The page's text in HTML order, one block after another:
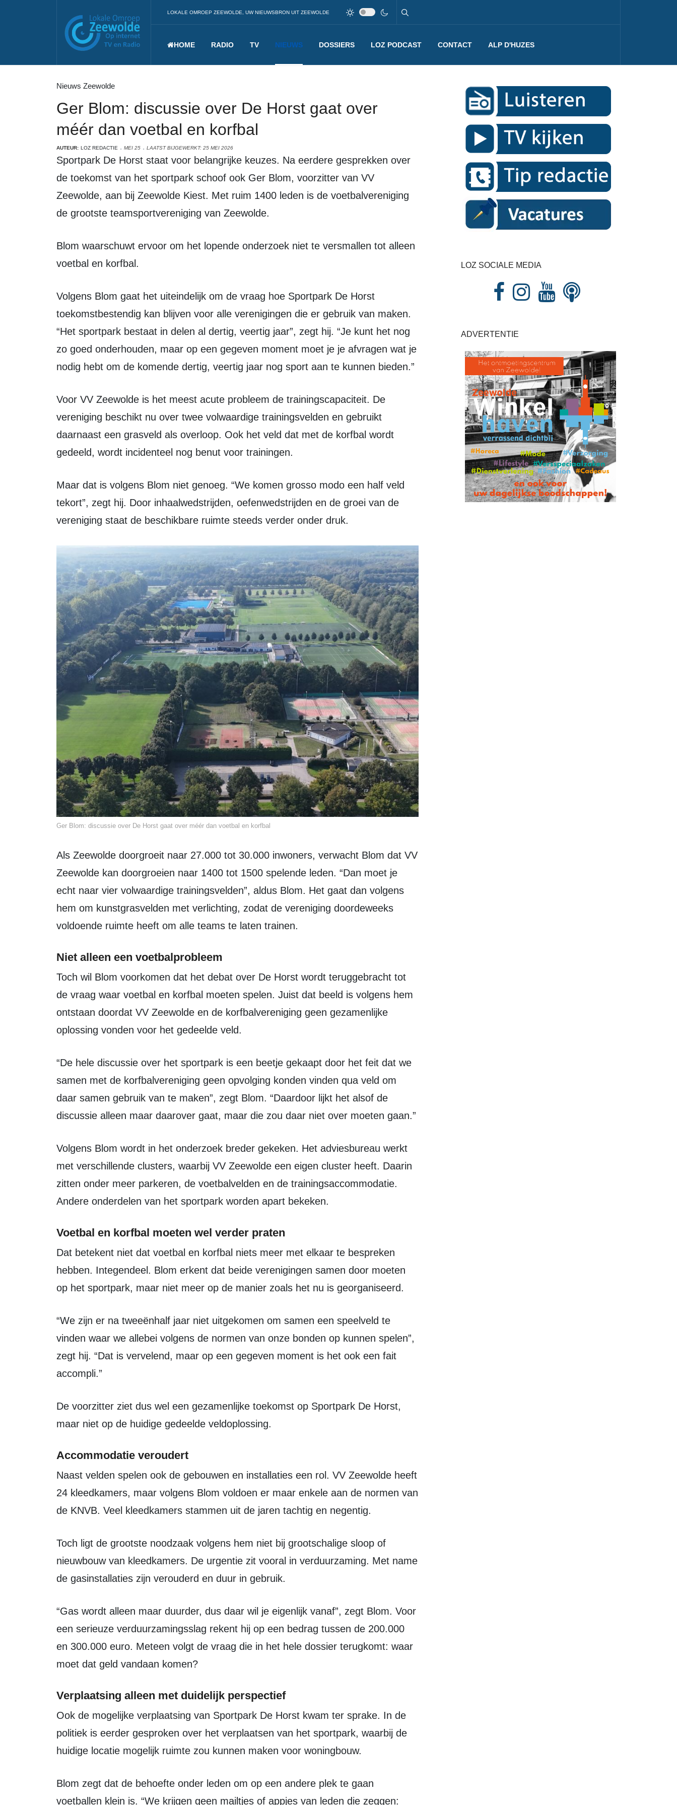
LOKALE OMROEP ZEEWOLDE, UW NIEUWSBRON UIT ZEEWOLDE
HOME RADIO TV NIEUWS DOSSIERS LOZ PODCAST CONTACT ALP D'HUZES
Nieuws Zeewolde
Ger Blom: discussie over De Horst gaat over
méér dan voetbal en korfbal
AUTEUR: LOZ REDACTIE MEI 25 LAATST BIJGEWERKT: 25 MEI 2026
Sportpark De Horst staat voor belangrijke keuzes. Na eerdere gesprekken over
de toekomst van het sportpark schoof ook Ger Blom, voorzitter van VV
Zeewolde, aan bij Zeewolde Kiest. Met ruim 1400 leden is de voetbalvereniging
de grootste teamsportvereniging van Zeewolde.
Blom waarschuwt ervoor om het lopende onderzoek niet te versmallen tot alleen
voetbal en korfbal.
Volgens Blom gaat het uiteindelijk om de vraag hoe Sportpark De Horst
toekomstbestendig kan blijven voor alle verenigingen die er gebruik van maken.
“Het sportpark bestaat in delen al dertig, veertig jaar”, zegt hij. “Je kunt het nog
zo goed onderhouden, maar op een gegeven moment moet je je afvragen wat je
nodig hebt om de komende dertig, veertig jaar nog sport aan te kunnen bieden.”
Voor VV Zeewolde is het meest acute probleem de trainingscapaciteit. De
vereniging beschikt nu over twee volwaardige trainingsvelden en gebruikt
daarnaast een grasveld als overloop. Ook het veld dat met de korfbal wordt
gedeeld, wordt incidenteel nog benut voor trainingen.
Maar dat is volgens Blom niet genoeg. “We komen grosso modo een half veld
tekort”, zegt hij. Door inhaalwedstrijden, oefenwedstrijden en de groei van de
vereniging staat de beschikbare ruimte steeds verder onder druk.
Ger Blom: discussie over De Horst gaat over méér dan voetbal en korfbal
Als Zeewolde doorgroeit naar 27.000 tot 30.000 inwoners, verwacht Blom dat VV
Zeewolde kan doorgroeien naar 1400 tot 1500 spelende leden. “Dan moet je
echt naar vier volwaardige trainingsvelden”, aldus Blom. Het gaat dan volgens
hem om kunstgrasvelden met verlichting, zodat de vereniging doordeweeks
voldoende ruimte heeft om alle teams te laten trainen.
Niet alleen een voetbalprobleem
Toch wil Blom voorkomen dat het debat over De Horst wordt teruggebracht tot
de vraag waar voetbal en korfbal moeten spelen. Juist dat beeld is volgens hem
ontstaan doordat VV Zeewolde en de korfbalvereniging geen gezamenlijke
oplossing vonden voor het gedeelde veld.
“De hele discussie over het sportpark is een beetje gekaapt door het feit dat we
samen met de korfbalvereniging geen opvolging konden vinden qua veld om
daar samen gebruik van te maken”, zegt Blom. “Daardoor lijkt het alsof de
discussie alleen maar daarover gaat, maar die zou daar niet over moeten gaan.”
Volgens Blom wordt in het onderzoek breder gekeken. Het adviesbureau werkt
met verschillende clusters, waarbij VV Zeewolde een eigen cluster heeft. Daarin
zitten onder meer parkeren, de voetbalvelden en de trainingsaccommodatie.
Andere onderdelen van het sportpark worden apart bekeken.
Voetbal en korfbal moeten wel verder praten
Dat betekent niet dat voetbal en korfbal niets meer met elkaar te bespreken
hebben. Integendeel. Blom erkent dat beide verenigingen samen door moeten
op het sportpark, maar niet meer op de manier zoals het nu is georganiseerd.
“We zijn er na tweeënhalf jaar niet uitgekomen om samen een speelveld te
vinden waar we allebei volgens de normen van onze bonden op kunnen spelen”,
zegt hij. “Dat is vervelend, maar op een gegeven moment is het ook een fait
accompli.”
De voorzitter ziet dus wel een gezamenlijke toekomst op Sportpark De Horst,
maar niet op de huidige gedeelde veldoplossing.
Accommodatie veroudert
Naast velden spelen ook de gebouwen en installaties een rol. VV Zeewolde heeft
24 kleedkamers, maar volgens Blom voldoen er maar enkele aan de normen van
de KNVB. Veel kleedkamers stammen uit de jaren tachtig en negentig.
Toch ligt de grootste noodzaak volgens hem niet bij grootschalige sloop of
nieuwbouw van kleedkamers. De urgentie zit vooral in verduurzaming. Met name
de gasinstallaties zijn verouderd en duur in gebruik.
“Gas wordt alleen maar duurder, dus daar wil je eigenlijk vanaf”, zegt Blom. Voor
een serieuze verduurzamingsslag rekent hij op een bedrag tussen de 200.000
en 300.000 euro. Meteen volgt de vraag die in het hele dossier terugkomt: waar
moet dat geld vandaan komen?
Verplaatsing alleen met duidelijk perspectief
Ook de mogelijke verplaatsing van Sportpark De Horst kwam ter sprake. In de
politiek is eerder gesproken over het verplaatsen van het sportpark, waarbij de
huidige locatie mogelijk ruimte zou kunnen maken voor woningbouw.
Blom zegt dat de behoefte onder leden om op een andere plek te gaan
voetballen klein is. “We krijgen geen mailtjes of appjes van leden die zeggen:
LOZ SOCIALE MEDIA
ADVERTENTIE